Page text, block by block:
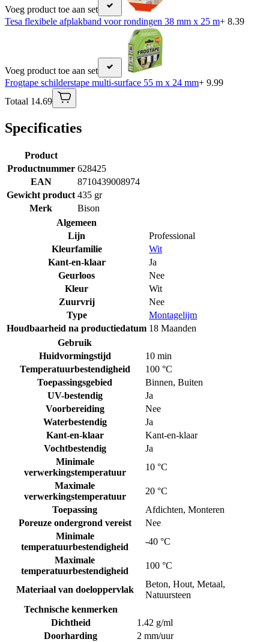
Voeg product toe aan set
Tesa flexibele afplakband voor rondingen 38 mm x 25 m+ 8.39
Voeg product toe aan set
Frogtape schilderstape multi-surface 55 m x 24 mm+ 9.99
Totaal 14.69
Specificaties
Product
Productnummer 628425
EAN
8710439008974
Gewicht product 435 gr
Merk
Bison
Algemeen
Lijn
Professional
Kleurfamilie
Wit
Kant-en-klaar
Ja
Geurloos
Nee
Kleur
Wit
Zuurvrij
Nee
Type
Montagelijm
Houdbaarheid na productiedatum 18 Maanden
Gebruik
Huidvormingstijd
10 min
Temperatuurbestendigheid
100 °C
Toepassingsgebied
Binnen, Buiten
UV-bestendig
Ja
Voorbereiding
Nee
Waterbestendig
Ja
Kant-en-klaar
Kant-en-klaar
Vochtbestendig
Ja
Minimale
verwerkingstemperatuur
10 °C
Maximale
verwerkingstemperatuur
20 °C
Toepassing
Afdichten, Monteren
Poreuze ondergrond vereist
Nee
Minimale
temperatuurbestendigheid
-40 °C
Maximale
temperatuurbestendigheid
100 °C
Materiaal van doeloppervlak
Beton, Hout, Metaal,
Natuursteen
Technische kenmerken
Dichtheid
1.42 g/ml
Doorharding
2 mm/uur